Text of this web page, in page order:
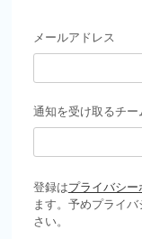
メールアドレス
通知を受け取るチー
登録はプライバシー
ます。予めプライ
さい。